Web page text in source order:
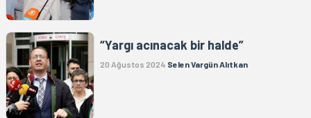
“Yargı acınacak bir halde”
20 Ağustos 2024 Selen Vargün Alıtkan